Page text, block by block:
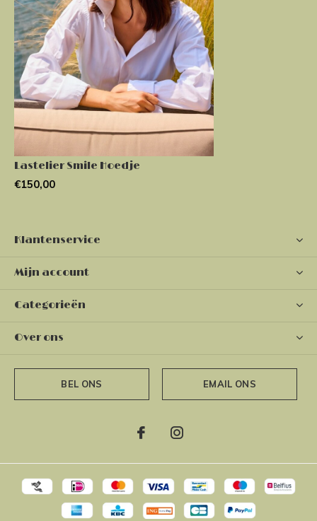
Lastelier Smile Hoedje
€150,00
Klantenservice
Mijn account
Categorieën
Over ons
BEL ONS EMAIL ONS